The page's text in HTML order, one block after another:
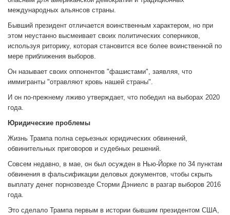
международных альянсов страны.
Бывший президент отличается воинственным характером, но при
этом неустанно высмеивает своих политических соперников,
используя риторику, которая становится все более воинственной по
мере приближения выборов.
Он называет своих оппонентов "фашистами", заявляя, что
иммигранты "отравляют кровь нашей страны".
И он по-прежнему лживо утверждает, что победил на выборах 2020
года.
Юридические проблемы
Жизнь Трампа полна серьезных юридических обвинений,
обвинительных приговоров и судебных решений.
Совсем недавно, в мае, он был осужден в Нью-Йорке по 34 пунктам
обвинения в фальсификации деловых документов, чтобы скрыть
выплату денег порнозвезде Сторми Дэниелс в разгар выборов 2016
года.
Это сделало Трампа первым в истории бывшим президентом США,